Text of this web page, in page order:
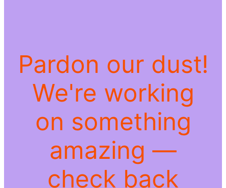
Pardon our dust!
We're working
on something
amazing —
check back